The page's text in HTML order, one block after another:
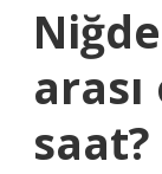
saat?